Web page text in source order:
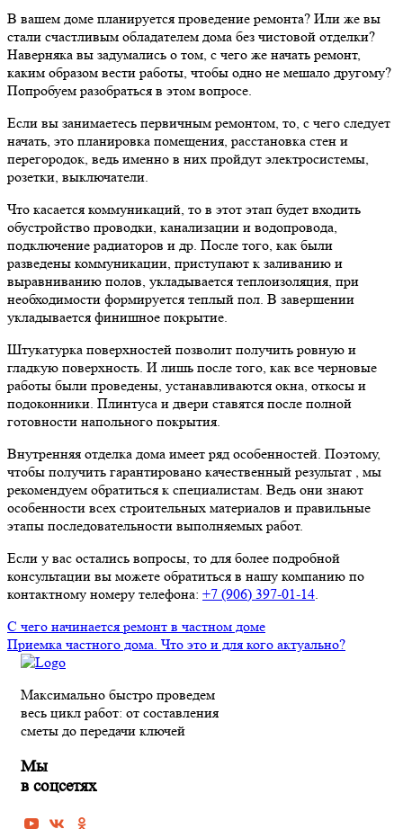
В вашем доме планируется проведение ремонта? Или же вы
стали счастливым обладателем дома без чистовой отделки?
Наверняка вы задумались о том, с чего же начать ремонт,
каким образом вести работы, чтобы одно не мешало другому?
Попробуем разобраться в этом вопросе.
Если вы занимаетесь первичным ремонтом, то, с чего следует
начать, это планировка помещения, расстановка стен и
перегородок, ведь именно в них пройдут электросистемы,
розетки, выключатели.
Что касается коммуникаций, то в этот этап будет входить
обустройство проводки, канализации и водопровода,
подключение радиаторов и др. После того, как были
разведены коммуникации, приступают к заливанию и
выравниванию полов, укладывается теплоизоляция, при
необходимости формируется теплый пол. В завершении
укладывается финишное покрытие.
Штукатурка поверхностей позволит получить ровную и
гладкую поверхность. И лишь после того, как все черновые
работы были проведены, устанавливаются окна, откосы и
подоконники. Плинтуса и двери ставятся после полной
готовности напольного покрытия.
Внутренняя отделка дома имеет ряд особенностей. Поэтому,
чтобы получить гарантировано качественный результат , мы
рекомендуем обратиться к специалистам. Ведь они знают
особенности всех строительных материалов и правильные
этапы последовательности выполняемых работ.
Если у вас остались вопросы, то для более подробной
консультации вы можете обратиться в нашу компанию по
контактному номеру телефона: +7 (906) 397-01-14.
С чего начинается ремонт в частном доме
Приемка частного дома. Что это и для кого актуально?
Максимально быстро проведем
весь цикл работ: от составления
сметы до передачи ключей
Мы
в соцсетях